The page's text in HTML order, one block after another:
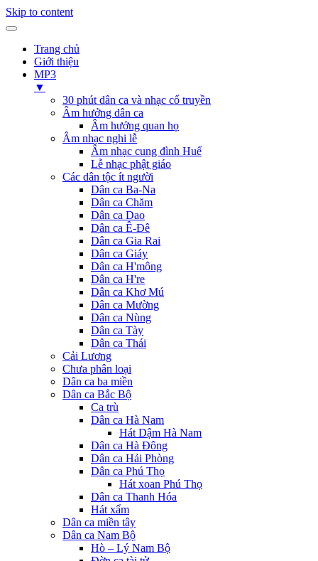
Skip to content
Trang chủ
Giới thiệu
MP3
▼
30 phút dân ca và nhạc cổ truyền
Âm hưởng dân ca
Âm hưởng quan họ
Âm nhạc nghi lễ
Âm nhạc cung đình Huế
Lễ nhạc phật giáo
Các dân tộc ít người
Dân ca Ba-Na
Dân ca Chăm
Dân ca Dao
Dân ca Ê-Đê
Dân ca Gia Rai
Dân ca Giáy
Dân ca H'mông
Dân ca H're
Dân ca Khơ Mú
Dân ca Mường
Dân ca Nùng
Dân ca Tày
Dân ca Thái
Cải Lương
Chưa phân loại
Dân ca ba miền
Dân ca Bắc Bộ
Ca trù
Dân ca Hà Nam
Hát Dậm Hà Nam
Dân ca Hà Đông
Dân ca Hải Phòng
Dân ca Phú Thọ
Hát xoan Phú Thọ
Dân ca Thanh Hóa
Hát xẩm
Dân ca miền tây
Dân ca Nam Bộ
Hò – Lý Nam Bộ